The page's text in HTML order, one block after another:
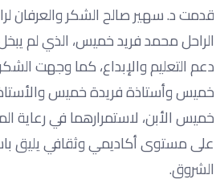
قدمت د. سهير صالح الشكر والعرفان
الراحل محمد فريد خميس، الذي لم
دعم التعليم والإبداع، كما وجهت
خميس وأستاذة فريدة خميس
خميس الأبن، لاستمرارهما في رعاية
على مستوى أكاديمي وثقافي يليق
الشروق.